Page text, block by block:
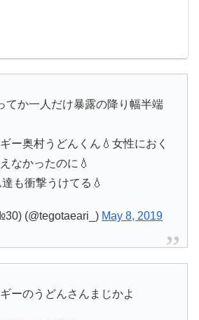
てか一人だけ暴露の降り幅半端
ー奥村うどんくん💧女性におく
なかったのに💧
も衝撃うけてる💧
(@tegotaeari_) May 8, 2019
ーのうどんさんまじかよ